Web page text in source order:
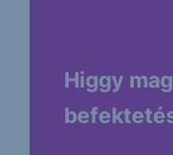
Higgy